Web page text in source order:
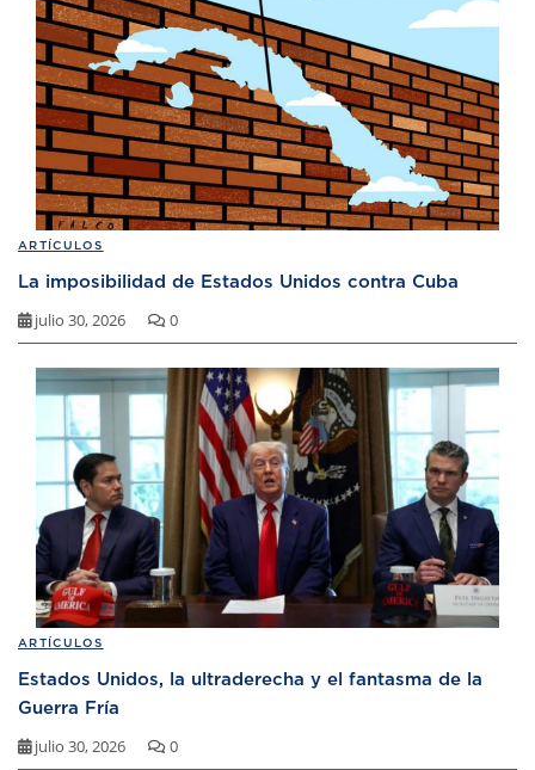
ARTÍCULOS
La imposibilidad de Estados Unidos contra Cuba
julio 30, 2026 0
ARTÍCULOS
Estados Unidos, la ultraderecha y el fantasma de la
Guerra Fría
julio 30, 2026 0